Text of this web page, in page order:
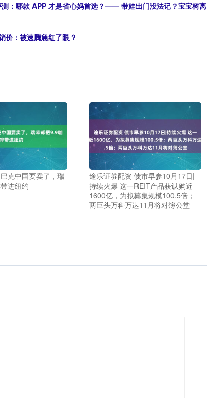
：哪款 APP 才是省心妈首选？—— 带娃出门没法记？宝宝树离
价：被速腾急红了眼？
克中国要卖了，瑞
进纽约
途乐证券配资 债市早参10月17日|
持续火爆 这一REIT产品获认购近
1600亿，为拟募集规模100.5倍；
两巨头万科万达11月将对簿公堂